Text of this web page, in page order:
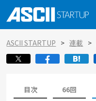
ASCII STARTUP 連載
目次 66回